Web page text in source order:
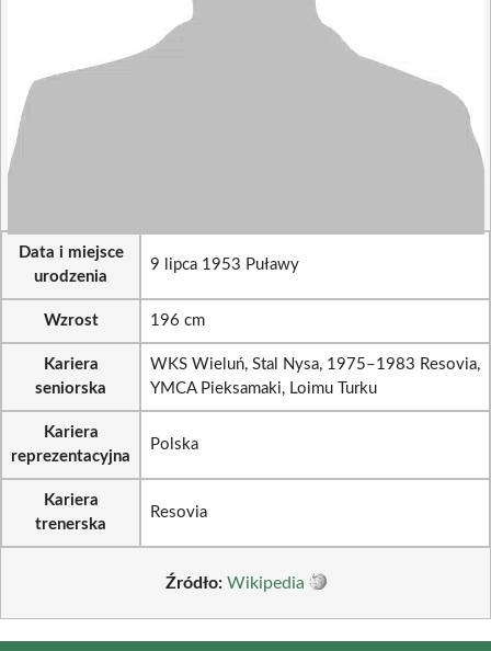
Data i miejsce
urodzenia
9 lipca 1953 Puławy
Wzrost 196 cm
Kariera
seniorska
WKS Wieluń, Stal Nysa, 1975–1983 Resovia,
YMCA Pieksamaki, Loimu Turku
Kariera
reprezentacyjna
Polska
Kariera
trenerska
Resovia
Źródło: Wikipedia